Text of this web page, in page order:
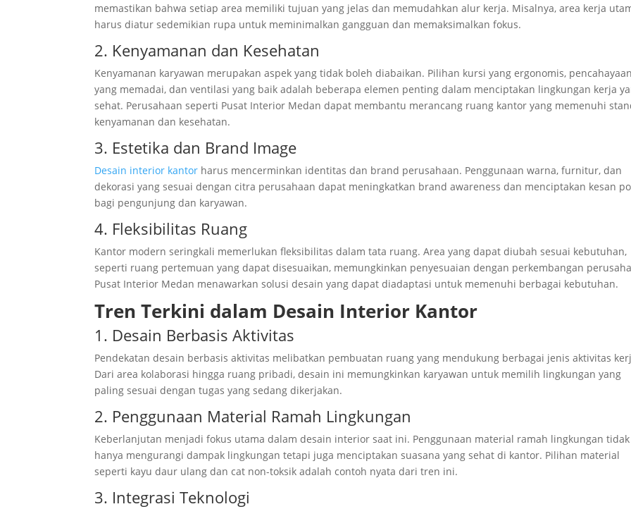
memastikan bahwa setiap area memiliki tujuan yang jelas dan memudahkan alur kerja. Misalnya, area kerja
harus diatur sedemikian rupa untuk meminimalkan gangguan dan memaksimalkan fokus.
2. Kenyamanan dan Kesehatan
Kenyamanan karyawan merupakan aspek yang tidak boleh diabaikan. Pilihan kursi yang ergonomis, pencahayaan
yang memadai, dan ventilasi yang baik adalah beberapa elemen penting dalam menciptakan lingkungan kerja
sehat. Perusahaan seperti Pusat Interior Medan dapat membantu merancang ruang kantor yang memenuhi
kenyamanan dan kesehatan.
3. Estetika dan Brand Image
Desain interior kantor harus mencerminkan identitas dan brand perusahaan. Penggunaan warna, furnitur, dan
dekorasi yang sesuai dengan citra perusahaan dapat meningkatkan brand awareness dan menciptakan kesan
bagi pengunjung dan karyawan.
4. Fleksibilitas Ruang
Kantor modern seringkali memerlukan fleksibilitas dalam tata ruang. Area yang dapat diubah sesuai kebutuhan,
seperti ruang pertemuan yang dapat disesuaikan, memungkinkan penyesuaian dengan perkembangan
Pusat Interior Medan menawarkan solusi desain yang dapat diadaptasi untuk memenuhi berbagai kebutuhan.
Tren Terkini dalam Desain Interior Kantor
1. Desain Berbasis Aktivitas
Pendekatan desain berbasis aktivitas melibatkan pembuatan ruang yang mendukung berbagai jenis aktivitas
Dari area kolaborasi hingga ruang pribadi, desain ini memungkinkan karyawan untuk memilih lingkungan yang
paling sesuai dengan tugas yang sedang dikerjakan.
2. Penggunaan Material Ramah Lingkungan
Keberlanjutan menjadi fokus utama dalam desain interior saat ini. Penggunaan material ramah lingkungan tidak
hanya mengurangi dampak lingkungan tetapi juga menciptakan suasana yang sehat di kantor. Pilihan material
seperti kayu daur ulang dan cat non-toksik adalah contoh nyata dari tren ini.
3. Integrasi Teknologi